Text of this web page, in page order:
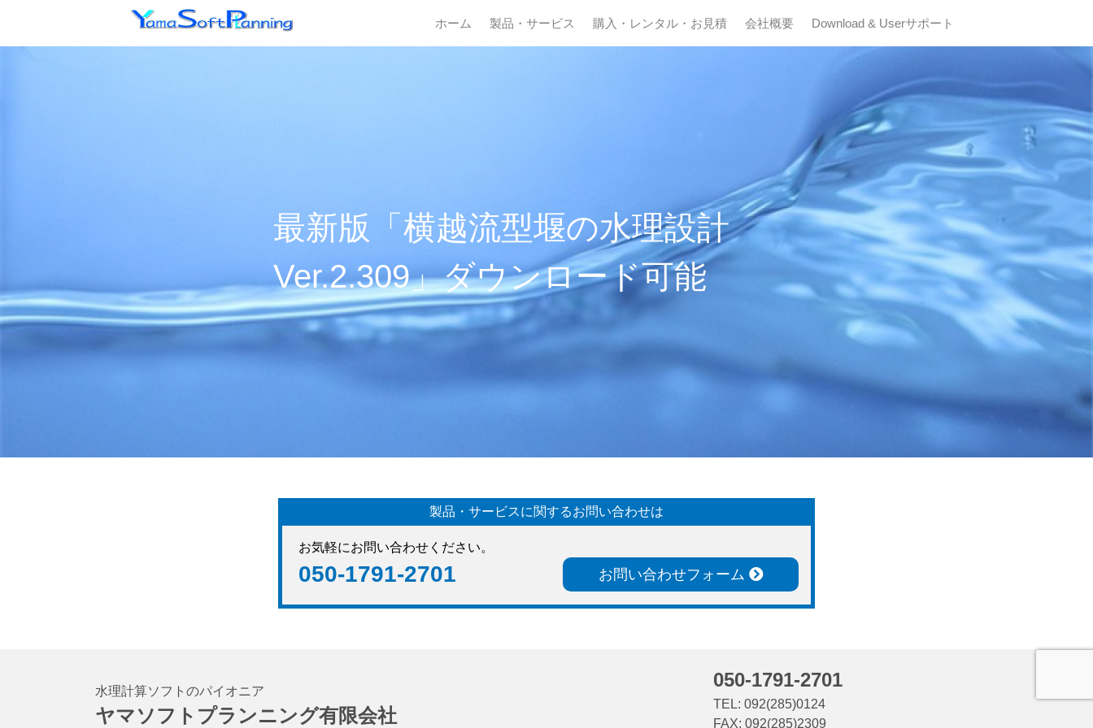
ホーム 製品・サービス 購入・レンタル・お見積 会社概要 Download & Userサポート
最新版「横越流型堰の水理設計
Ver.2.309」ダウンロード可能
製品・サービスに関するお問い合わせは
お気軽にお問い合わせください。
050-1791-2701 お問い合わせフォーム
水理計算ソフトのパイオニア
ヤマソフトプランニング有限会社
050-1791-2701
TEL: 092(285)0124
FAX: 092(285)2309